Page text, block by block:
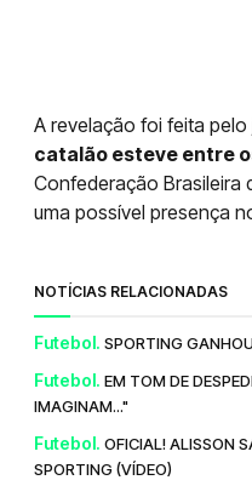
A revelação foi feita pelo
catalão esteve entre
Confederação Brasileira
uma possível presença
NOTÍCIAS RELACIONADAS
Futebol. SPORTING
Futebol. EM TOM DE
IMAGINAM..."
Futebol. OFICIAL! ALISSON
SPORTING (VÍDEO)